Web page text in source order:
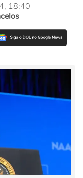
18:40